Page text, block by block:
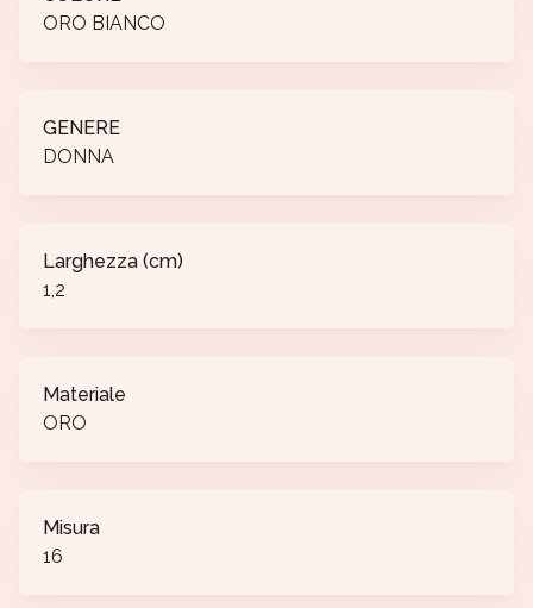
ORO BIANCO
GENERE
DONNA
Larghezza (cm)
1,2
Materiale
ORO
Misura
16